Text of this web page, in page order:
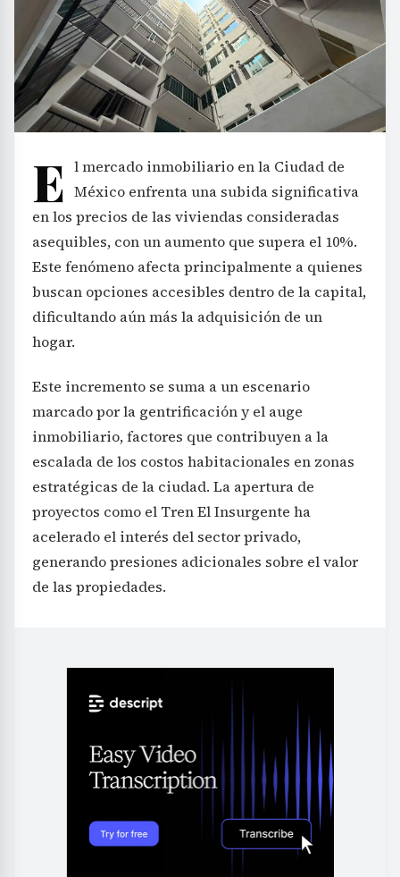
E l mercado inmobiliario en la Ciudad de
México enfrenta una subida significativa
en los precios de las viviendas consideradas
asequibles, con un aumento que supera el 10%.
Este fenómeno afecta principalmente a quienes
buscan opciones accesibles dentro de la capital,
dificultando aún más la adquisición de un
hogar.
Este incremento se suma a un escenario
marcado por la gentrificación y el auge
inmobiliario, factores que contribuyen a la
escalada de los costos habitacionales en zonas
estratégicas de la ciudad. La apertura de
proyectos como el Tren El Insurgente ha
acelerado el interés del sector privado,
generando presiones adicionales sobre el valor
de las propiedades.